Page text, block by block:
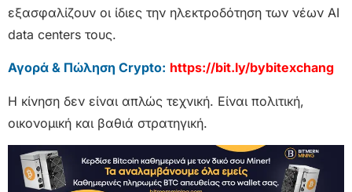
εξασφαλίζουν οι ίδιες την ηλεκτροδότηση των νέων AI
data centers τους.
Αγορά & Πώληση Crypto: https://bit.ly/bybitexchang
Η κίνηση δεν είναι απλώς τεχνική. Είναι πολιτική,
οικονομική και βαθιά στρατηγική.